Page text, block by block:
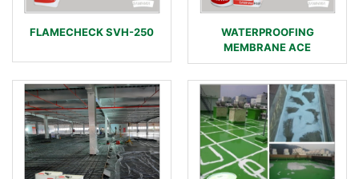
FLAMECHECK SVH-250
WATERPROOFING
MEMBRANE ACE